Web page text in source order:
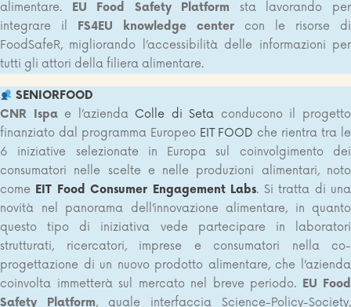
alimentare. EU Food Safety Platform sta lavorando per
integrare il FS4EU knowledge center con le risorse di
FoodSafeR, migliorando l’accessibilità delle informazioni per
tutti gli attori della filiera alimentare.
SENIORFOOD
CNR Ispae l’azienda Colle di Seta conducono il progetto
finanziato dal programma Europeo EIT FOOD che rientra tra le
6 iniziative selezionate in Europa sul coinvolgimento dei
consumatori nelle scelte e nelle produzioni alimentari, noto
come EIT Food Consumer Engagement Labs. Si tratta di una
novità nel panorama dell’innovazione alimentare, in quanto
questo tipo di iniziativa vede partecipare in laboratori
strutturati, ricercatori, imprese e consumatori nella co-
progettazione di un nuovo prodotto alimentare, che l’azienda
coinvolta immetterà sul mercato nel breve periodo. EU Food
Safety Platform, quale interfaccia Science-Policy-Society,